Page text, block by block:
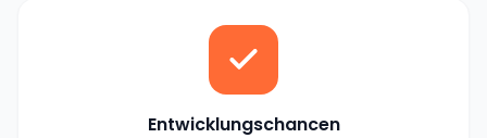
Entwicklungschancen